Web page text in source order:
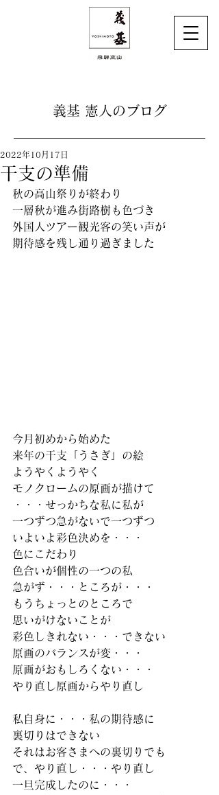
義基 憲人のブログ
干支の準備
2022年10月17日
秋の高山祭りが終わり
一層秋が進み街路樹も色づき
外国人ツアー観光客の笑い声が
期待感を残し通り過ぎました
今月初めから始めた
来年の干支「うさぎ」の絵
ようやくようやく
モノクロームの原画が描けて
・・・せっかちな私に私が
一つずつ急がないで一つずつ
いよいよ彩色決めを・・・
色にこだわり
色合いが個性の一つの私
急がず・・・ところが・・・
もうちょっとのところで
思いがけないことが
彩色しきれない・・・できない
原画のバランスが変・・・
原画がおもしろくない・・・
やり直し原画からやり直し
私自身に・・・私の期待感に
裏切りはできない
それはお客さまへの裏切りでも
で、やり直し・・・やり直し
一旦完成したのに・・・